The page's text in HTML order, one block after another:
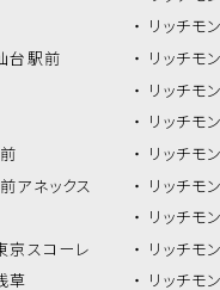
台駅前
アネックス
京スコーレ
草
リッチモ
リッチモ
リッチモ
リッチモ
リッチモ
リッチモ
リッチモ
リッチモ
リッチモ